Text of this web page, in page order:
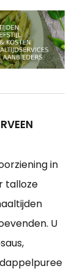
in
talloze
U